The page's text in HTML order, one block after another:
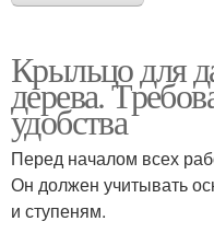
Крыльцо для
дерева.
удобства
Перед началом всех
Он должен учитывать
и ступеням.